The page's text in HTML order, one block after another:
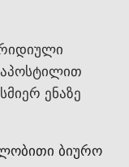
აპოსტილით
ენაზე
ბიურო